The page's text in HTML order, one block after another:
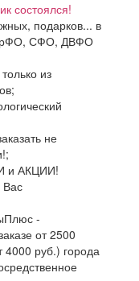
состоялся!
подарков... в
СФО, ДВФО
из
не
и АКЦИИ!
Вас
-
от 2500
4000 руб.) города